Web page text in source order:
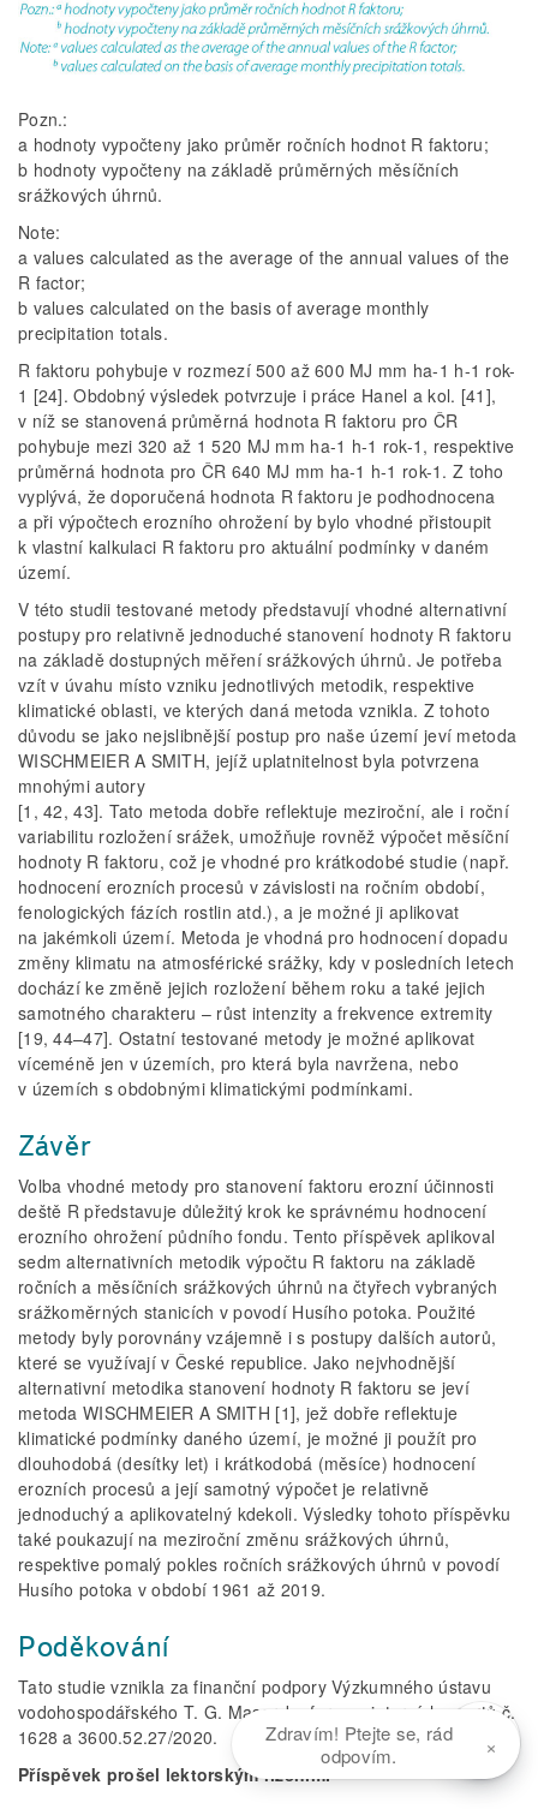
Pozn.:
a hodnoty vypočteny jako průměr ročních hodnot R faktoru;
b hodnoty vypočteny na základě průměrných měsíčních
srážkových úhrnů.
Note:
a values calculated as the average of the annual values of the
R factor;
b values calculated on the basis of average monthly
precipitation totals.
R faktoru pohybuje v rozmezí 500 až 600 MJ mm ha-1 h-1 rok-
1 [24]. Obdobný výsledek potvrzuje i práce Hanel a kol. [41],
v níž se stanovená průměrná hodnota R faktoru pro ČR
pohybuje mezi 320 až 1 520 MJ mm ha-1 h-1 rok-1, respektive
průměrná hodnota pro ČR 640 MJ mm ha-1 h-1 rok-1. Z toho
vyplývá, že doporučená hodnota R faktoru je podhodnocena
a při výpočtech erozního ohrožení by bylo vhodné přistoupit
k vlastní kalkulaci R faktoru pro aktuální podmínky v daném
území.
V této studii testované metody představují vhodné alternativní
postupy pro relativně jednoduché stanovení hodnoty R faktoru
na základě dostupných měření srážkových úhrnů. Je potřeba
vzít v úvahu místo vzniku jednotlivých metodik, respektive
klimatické oblasti, ve kterých daná metoda vznikla. Z tohoto
důvodu se jako nejslibnější postup pro naše území jeví metoda
WISCHMEIER A SMITH, jejíž uplatnitelnost byla potvrzena
mnohými autory
[1, 42, 43]. Tato metoda dobře reflektuje meziroční, ale i roční
variabilitu rozložení srážek, umožňuje rovněž výpočet měsíční
hodnoty R faktoru, což je vhodné pro krátkodobé studie (např.
hodnocení erozních procesů v závislosti na ročním období,
fenologických fázích rostlin atd.), a je možné ji aplikovat
na jakémkoli území. Metoda je vhodná pro hodnocení dopadu
změny klimatu na atmosférické srážky, kdy v posledních letech
dochází ke změně jejich rozložení během roku a také jejich
samotného charakteru – růst intenzity a frekvence extremity
[19, 44–47]. Ostatní testované metody je možné aplikovat
víceméně jen v územích, pro která byla navržena, nebo
v územích s obdobnými klimatickými podmínkami.
Závěr
Volba vhodné metody pro stanovení faktoru erozní účinnosti
deště R představuje důležitý krok ke správnému hodnocení
erozního ohrožení půdního fondu. Tento příspěvek aplikoval
sedm alternativních metodik výpočtu R faktoru na základě
ročních a měsíčních srážkových úhrnů na čtyřech vybraných
srážkoměrných stanicích v povodí Husího potoka. Použité
metody byly porovnány vzájemně i s postupy dalších autorů,
které se využívají v České republice. Jako nejvhodnější
alternativní metodika stanovení hodnoty R faktoru se jeví
metoda WISCHMEIER A SMITH [1], jež dobře reflektuje
klimatické podmínky daného území, je možné ji použít pro
dlouhodobá (desítky let) i krátkodobá (měsíce) hodnocení
erozních procesů a její samotný výpočet je relativně
jednoduchý a aplikovatelný kdekoli. Výsledky tohoto příspěvku
také poukazují na meziroční změnu srážkových úhrnů,
respektive pomalý pokles ročních srážkových úhrnů v povodí
Husího potoka v období 1961 až 2019.
Poděkování
Tato studie vznikla za finanční podpory Výzkumného ústavu
vodohospodářského T. G. Masaryka formou interních grantů č.
1628 a 3600.52.27/2020.
Příspěvek prošel lektorským řízením.
Zdravím! Ptejte se, rád
odpovím.
×